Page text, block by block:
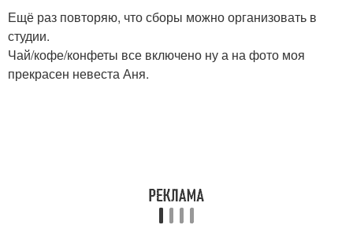
Ещё раз повторяю, что сборы можно организовать в
студии.
Чай/кофе/конфеты все включено ну а на фото моя
прекрасен невеста Аня.